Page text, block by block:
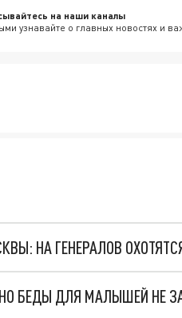
на наши каналы
узнавайте о главных новостях и
НА ГЕНЕРАЛОВ
БЕДЫ ДЛЯ МАЛЫШЕЙ НЕ